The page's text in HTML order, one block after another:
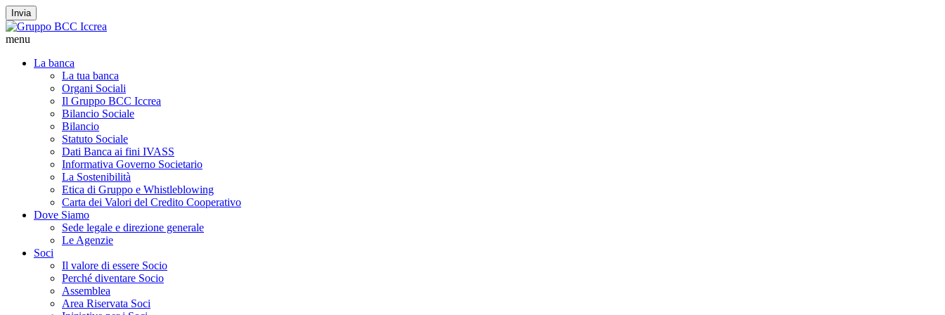
Invia
menu
La banca
La tua banca
Organi Sociali
Il Gruppo BCC Iccrea
Bilancio Sociale
Bilancio
Statuto Sociale
Dati Banca ai fini IVASS
Informativa Governo Societario
La Sostenibilità
Etica di Gruppo e Whistleblowing
Carta dei Valori del Credito Cooperativo
Dove Siamo
Sede legale e direzione generale
Le Agenzie
Soci
Il valore di essere Socio
Perché diventare Socio
Assemblea
Area Riservata Soci